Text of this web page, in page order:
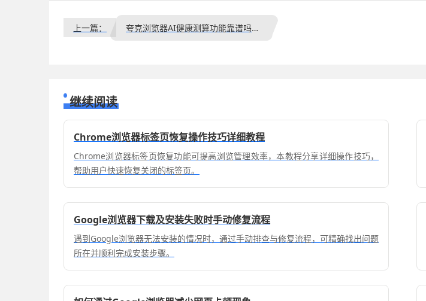
上一篇： 夸克浏览器AI健康测算功能靠谱吗测出来的身体指标
继续阅读
Chrome浏览器标签页恢复操作技巧详细教程
Chrome浏览器标签页恢复功能可提高浏览管理效率，本教程分享详细操作技巧，
帮助用户快速恢复关闭的标签页。
Google浏览器下载及安装失败时手动修复流程
遇到Google浏览器无法安装的情况时，通过手动排查与修复流程，可精确找出问题
所在并顺利完成安装步骤。